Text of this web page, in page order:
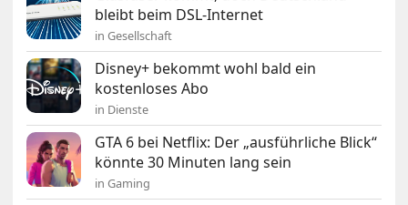
bleibt beim DSL-Internet
in Gesellschaft
Disney+ bekommt wohl bald ein
kostenloses Abo
in Dienste
GTA 6 bei Netflix: Der „ausführliche Blick“
könnte 30 Minuten lang sein
in Gaming